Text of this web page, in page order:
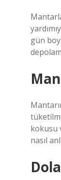
gün
kokusu
nasıl